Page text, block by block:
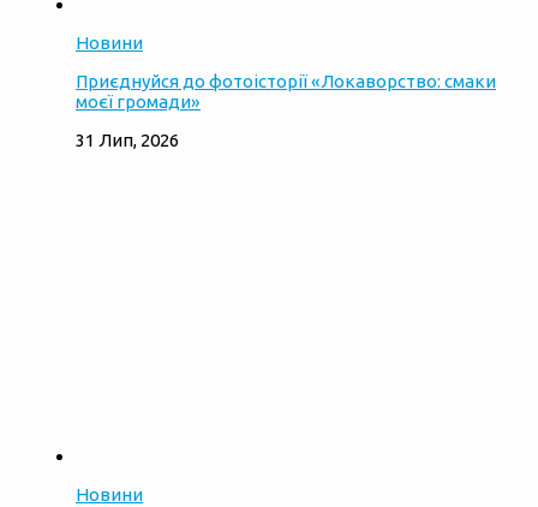
Новини
Приєднуйся до фотоісторії «Локаворство: смаки
моєї громади»
31 Лип, 2026
Новини